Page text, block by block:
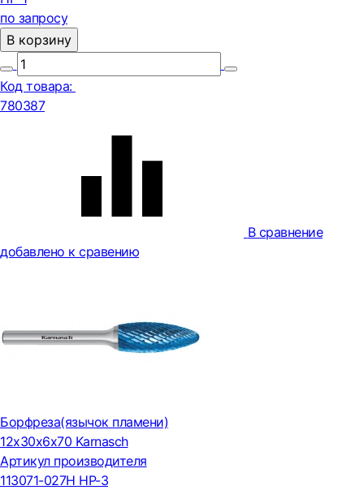
по запросу
В корзину
Код товара:
780387
В сравнение
добавлено к сравению
Борфреза(язычок пламени)
12х30х6х70 Karnasch
Артикул производителя
113071-027H HP-3